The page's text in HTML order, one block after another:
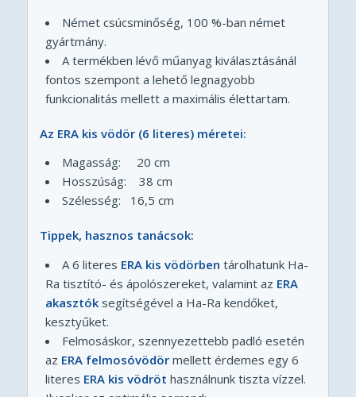
Német csúcsminőség, 100 %-ban német
gyártmány.
A termékben lévő műanyag kiválasztásánál
fontos szempont a lehető legnagyobb
funkcionalitás mellett a maximális élettartam.
Az ERA kis vödör (6 literes) méretei:
Magasság: 20 cm
Hosszúság: 38 cm
Szélesség: 16,5 cm
Tippek, hasznos tanácsok:
A 6 literes ERA kis vödörben tárolhatunk Ha-
Ra tisztító- és ápolószereket, valamint az ERA
akasztóksegítségével a Ha-Ra kendőket,
kesztyűket.
Felmosáskor, szennyezettebb padló esetén
az ERA felmosóvödörmellett érdemes egy 6
literes ERA kis vödröt használnunk tiszta vízzel.